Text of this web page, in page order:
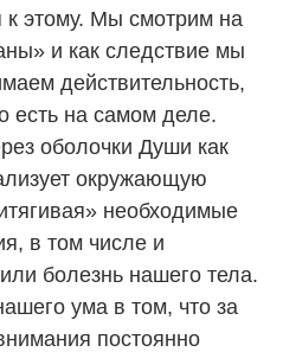
к этому. Мы смотрим на
и как следствие мы
действительность,
есть на самом деле.
оболочки Души как
окружающую
необходимые
в том числе и
болезнь нашего тела.
ума в том, что за
постоянно